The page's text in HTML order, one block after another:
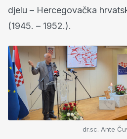
djelu – Hercegovačka
(1945. – 1952.).
dr.sc. Ante